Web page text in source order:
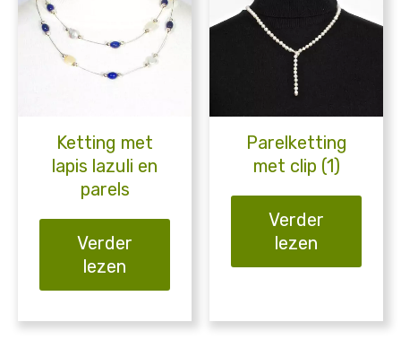
Ketting met
lapis lazuli en
parels
Verder
lezen
Parelketting
met clip (1)
Verder
lezen